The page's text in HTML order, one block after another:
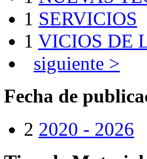
1 SERVICIOS
1 VICIOS DE
siguiente >
Fecha de
2 2020 - 2026